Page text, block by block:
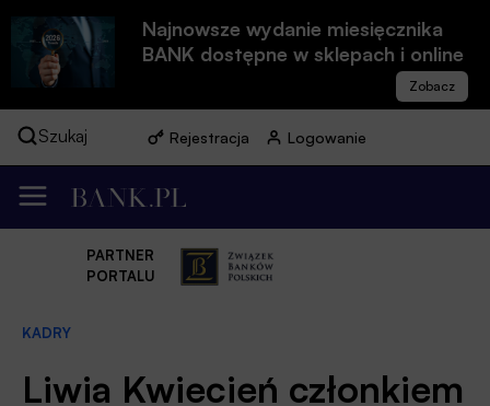
Najnowsze wydanie miesięcznika
BANK dostępne w sklepach i online
Szukaj Rejestracja Logowanie
PARTNER
PORTALU
KADRY
Liwia Kwiecień członkiem